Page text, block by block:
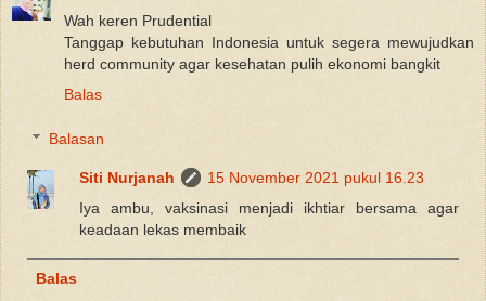
Wah keren Prudential
Tanggap kebutuhan Indonesia untuk segera mewujudkan
herd community agar kesehatan pulih ekonomi bangkit
Balas
Balasan
Siti Nurjanah
15 November 2021 pukul 16.23
Iya ambu, vaksinasi menjadi ikhtiar bersama agar
keadaan lekas membaik
Balas